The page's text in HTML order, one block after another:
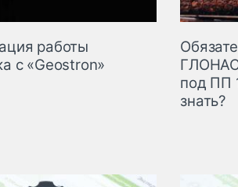
работы
с «Geostron»
под ПП
знать?